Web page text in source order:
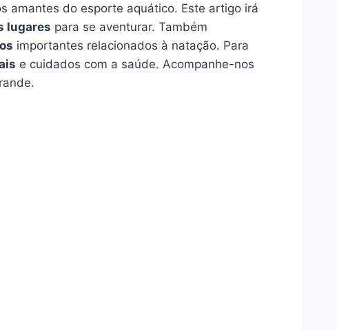
amantes do esporte aquático. Este artigo irá
lugares para se aventurar. Também
importantes relacionados à natação. Para
e cuidados com a saúde. Acompanhe-nos